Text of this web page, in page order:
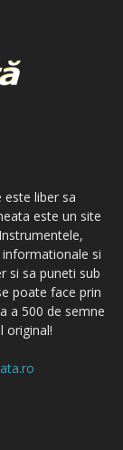
este liber sa
este un site
si
si sa puneti sub
poate face prin
a 500 de semne
original!